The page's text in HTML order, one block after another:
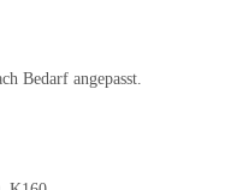
Bedarf angepasst.